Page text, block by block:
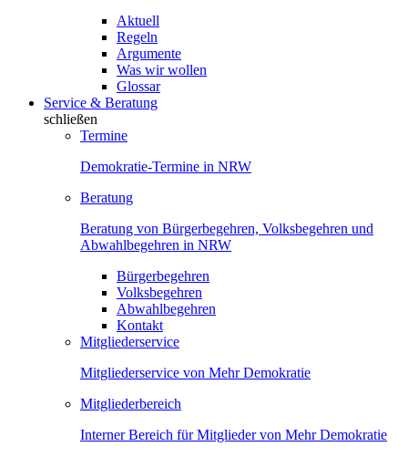
Aktuell
Regeln
Argumente
Was wir wollen
Glossar
Service & Beratung
schließen
Termine
Demokratie-Termine in NRW
Beratung
Beratung von Bürgerbegehren, Volksbegehren und
Abwahlbegehren in NRW
Bürgerbegehren
Volksbegehren
Abwahlbegehren
Kontakt
Mitgliederservice
Mitgliederservice von Mehr Demokratie
Mitgliederbereich
Interner Bereich für Mitglieder von Mehr Demokratie